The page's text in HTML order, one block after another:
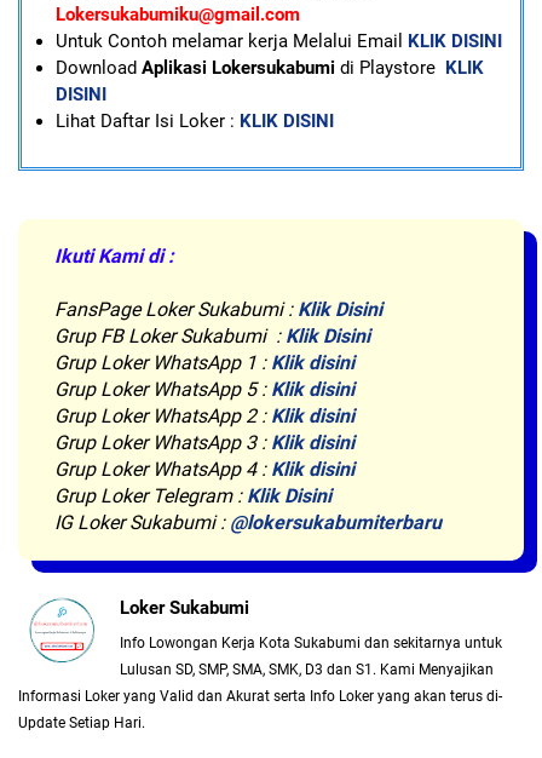
Lokersukabumiku@gmail.com
Untuk Contoh melamar kerja Melalui Email KLIK DISINI
Download Aplikasi Lokersukabumi di Playstore KLIK
DISINI
Lihat Daftar Isi Loker : KLIK DISINI
Ikuti Kami di :
FansPage Loker Sukabumi : Klik Disini
Grup FB Loker Sukabumi : Klik Disini
Grup Loker WhatsApp 1 : Klik disini
Grup Loker WhatsApp 5 : Klik disini
Grup Loker WhatsApp 2 : Klik disini
Grup Loker WhatsApp 3 : Klik disini
Grup Loker WhatsApp 4 : Klik disini
Grup Loker Telegram : Klik Disini
IG Loker Sukabumi : @lokersukabumiterbaru
Loker Sukabumi
Info Lowongan Kerja Kota Sukabumi dan sekitarnya untuk
Lulusan SD, SMP, SMA, SMK, D3 dan S1. Kami Menyajikan
Informasi Loker yang Valid dan Akurat serta Info Loker yang akan terus di-
Update Setiap Hari.